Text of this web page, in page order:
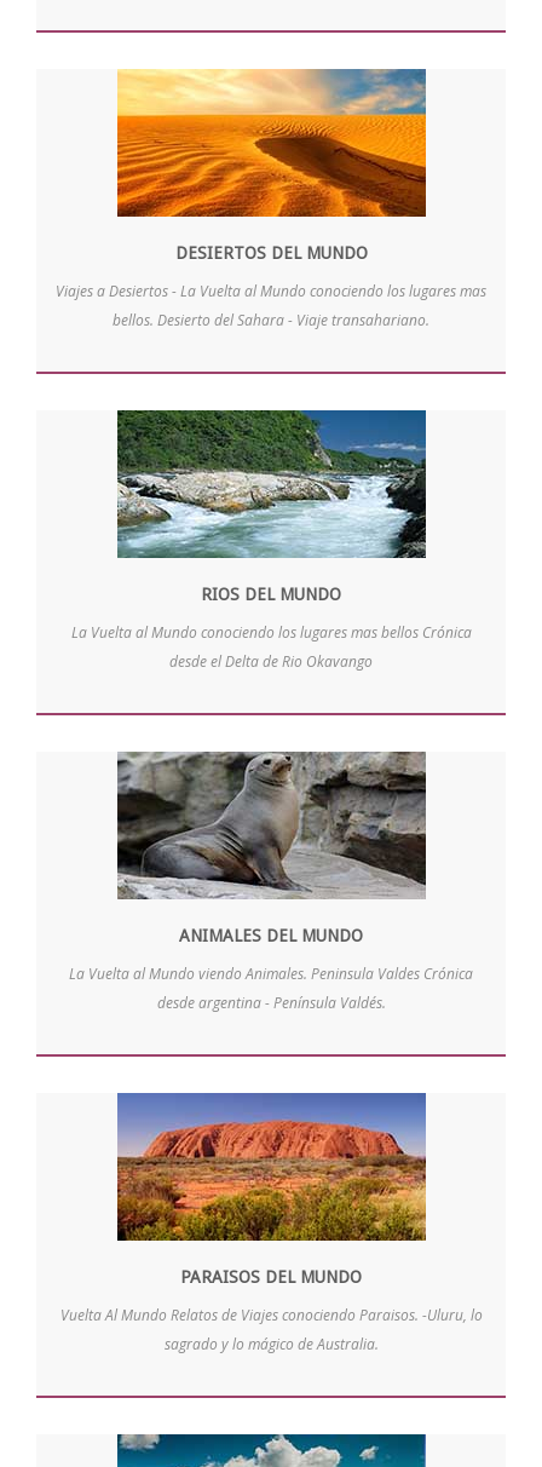
DESIERTOS DEL MUNDO
Viajes a Desiertos - La Vuelta al Mundo conociendo los lugares mas
bellos. Desierto del Sahara - Viaje transahariano.
RIOS DEL MUNDO
La Vuelta al Mundo conociendo los lugares mas bellos Crónica
desde el Delta de Rio Okavango
ANIMALES DEL MUNDO
La Vuelta al Mundo viendo Animales. Peninsula Valdes Crónica
desde argentina - Península Valdés.
PARAISOS DEL MUNDO
Vuelta Al Mundo Relatos de Viajes conociendo Paraisos. -Uluru, lo
sagrado y lo mágico de Australia.